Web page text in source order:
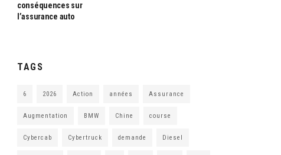
conséquences sur
l’assurance auto
TAGS
6 2026 Action années Assurance
Augmentation BMW Chine course
Cybercab Cybertruck demande Diesel